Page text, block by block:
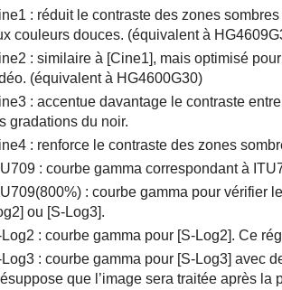
: réduit le contraste des zones
couleurs douces. (équivalent à
: similaire à [Cine1], mais optimisé
(équivalent à HG4600G30)
: accentue davantage le contraste
gradations du noir.
: renforce le contraste des zones
: courbe gamma correspondant à
: courbe gamma pour vérifier
ou [S-Log3].
: courbe gamma pour [S-Log2]. Ce
Log3 : courbe gamma pour [S-Log3] avec
que l’image sera traitée après la